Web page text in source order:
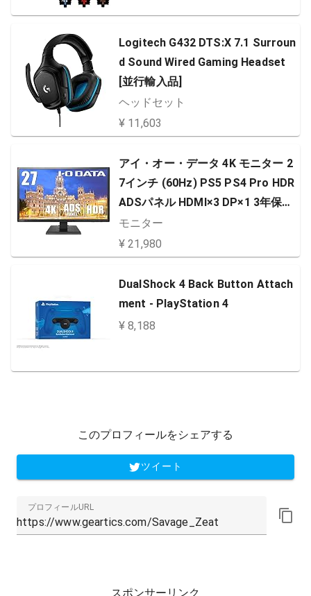
Logitech G432 DTS:X 7.1 Surroun
d Sound Wired Gaming Headset
[並行輸入品]
ヘッドセット
¥ 11,603
アイ・オー・データ 4K モニター 2
7インチ (60Hz) PS5 PS4 Pro HDR
ADSパネル HDMI×3 DP×1 3年保証
日本メーカー EX-LD4K271DB
モニター
¥ 21,980
DualShock 4 Back Button Attach
ment - PlayStation 4
¥ 8,188
このプロフィールをシェアする
ツイート
プロフィールURL
スポンサーリンク